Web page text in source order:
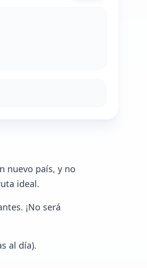
nuevo país, y no
ideal.
¡No será
al día).